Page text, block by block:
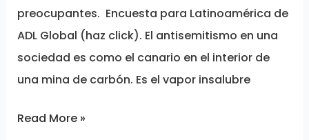
preocupantes. Encuesta para Latinoamérica de
ADL Global (haz click). El antisemitismo en una
sociedad es como el canario en el interior de
una mina de carbón. Es el vapor insalubre
Read More »